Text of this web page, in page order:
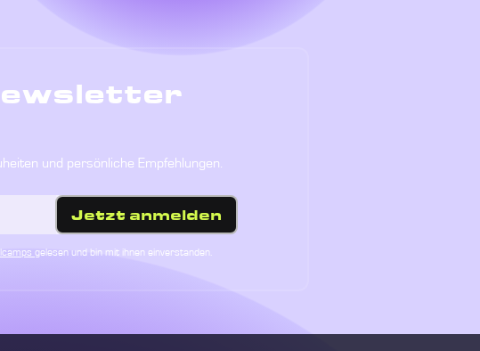
und persönliche Empfehlungen.
Jetzt anmelden
gelesen und bin mit ihnen einverstanden.